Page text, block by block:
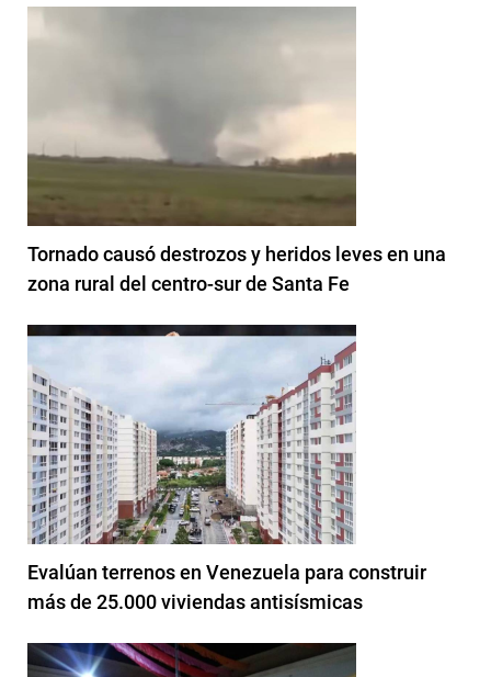
Tornado causó destrozos y heridos leves en una
zona rural del centro-sur de Santa Fe
Evalúan terrenos en Venezuela para construir
más de 25.000 viviendas antisísmicas